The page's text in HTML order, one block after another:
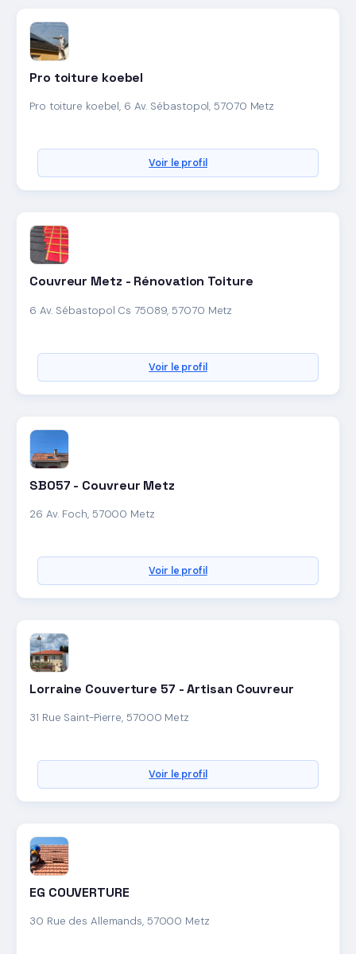
Pro toiture koebel
Pro toiture koebel, 6 Av. Sébastopol, 57070 Metz
Voir le profil
Couvreur Metz - Rénovation Toiture
6 Av. Sébastopol Cs 75089, 57070 Metz
Voir le profil
SBO57 - Couvreur Metz
26 Av. Foch, 57000 Metz
Voir le profil
Lorraine Couverture 57 - Artisan Couvreur
31 Rue Saint-Pierre, 57000 Metz
Voir le profil
EG COUVERTURE
30 Rue des Allemands, 57000 Metz